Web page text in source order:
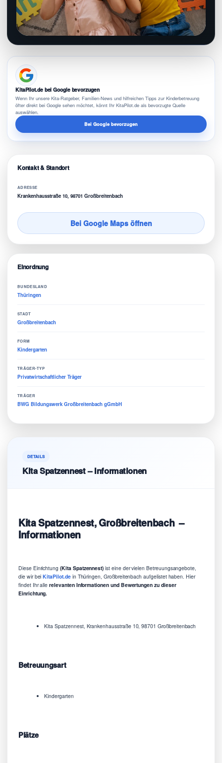
KitaPilot.de bei Google bevorzugen
Wenn Ihr unsere Kita-Ratgeber, Familien-News und hilfreichen Tipps zur Kinderbetreuung
öfter direkt bei Google sehen möchtet, könnt Ihr KitaPilot.de als bevorzugte Quelle
auswählen.
Bei Google bevorzugen
Kontakt & Standort
ADRESSE
Krankenhausstraße 10, 98701 Großbreitenbach
Bei Google Maps öffnen
Einordnung
BUNDESLAND
Thüringen
STADT
Großbreitenbach
FORM
Kindergarten
TRÄGER-TYP
Privatwirtschaftlicher Träger
TRÄGER
BWG Bildungswerk Großbreitenbach gGmbH
DETAILS
Kita Spatzennest – Informationen
Kita Spatzennest, Großbreitenbach –
Informationen
Diese Einrichtung (Kita Spatzennest) ist eine der vielen Betreuungsangebote,
die wir beiKitaPilot.dein Thüringen, Großbreitenbach aufgelistet haben. Hier
findet Ihr alle relevanten Informationen und Bewertungen zu dieser
Einrichtung.
Kita Spatzennest, Krankenhausstraße 10, 98701 Großbreitenbach
Betreuungsart
Kindergarten
Plätze